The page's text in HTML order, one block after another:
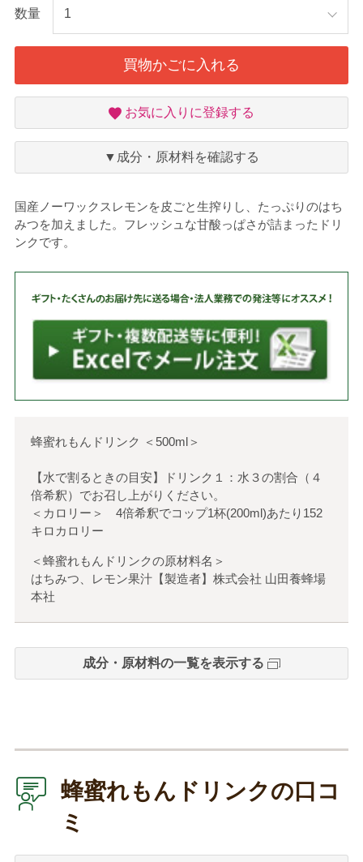
数量
買物かごに入れる
お
入
り
お気に入りに登録する
▼成分・原材料を確認する
国産ノーワックスレモンを皮ごと生搾りし、たっぷりのはち
みつを加えました。フレッシュな甘酸っぱさが詰まったドリ
ンクです。
蜂蜜れもんドリンク ＜ 500ml＞
【水で割るときの目安】ドリンク１：水３の割合（４
倍希釈）でお召し上がりください。
＜カロリー＞ 4倍希釈でコップ1杯(200ml)あたり152
キロカロリー
＜蜂蜜れもんドリンクの原材料名＞
はちみつ、レモン果汁【製造者】株式会社 山田養蜂場
本社
成分・原材料の一覧を表示する
蜂蜜れもんドリンクの口コ
ミ